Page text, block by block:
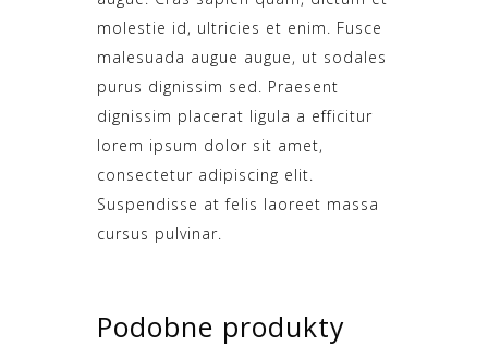
molestie id, ultricies et enim. Fusce
malesuada augue augue, ut sodales
purus dignissim sed. Praesent
dignissim placerat ligula a efficitur
lorem ipsum dolor sit amet,
consectetur adipiscing elit.
Suspendisse at felis laoreet massa
cursus pulvinar.
Podobne produkty